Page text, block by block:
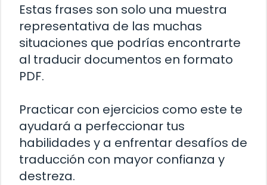
Estas frases son solo una muestra
representativa de las muchas
situaciones que podrías encontrarte
al traducir documentos en formato
PDF.
Practicar con ejercicios como este te
ayudará a perfeccionar tus
habilidades y a enfrentar desafíos de
traducción con mayor confianza y
destreza.